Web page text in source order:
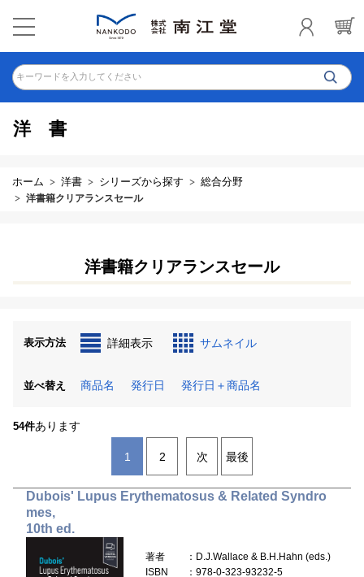
キーワードを入力してください
洋書
ホーム 洋書 シリーズから探す 総合分野
洋書籍クリアランスセール
洋書籍クリアランスセール
表示方法 詳細表示 サムネイル
並べ替え 商品名 発行日 発行日＋商品名
54件あります
1 2 次 最後
Dubois' Lupus Erythematosus & Related Syndro
mes,
10th ed.
著者
：D.J.Wallace & B.H.Hahn (eds.)
ISBN
：978-0-323-93232-5